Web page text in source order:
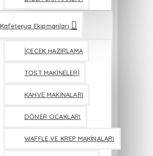
Kafeterya Ekipmanları
İÇECEK HAZIRLAMA
TOST MAKİNELERİ
KAHVE MAKİNALARI
DÖNER OCAKLARI
WAFFLE VE KREP MAKİNALARI